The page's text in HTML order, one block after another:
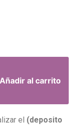
Añadir al carrito
el (deposito